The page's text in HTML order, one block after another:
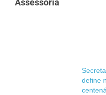
Assessoria
define